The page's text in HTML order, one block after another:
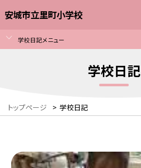
安城市立里町小学校
学校日記メニュー
学校日記
トップページ > 学校日記